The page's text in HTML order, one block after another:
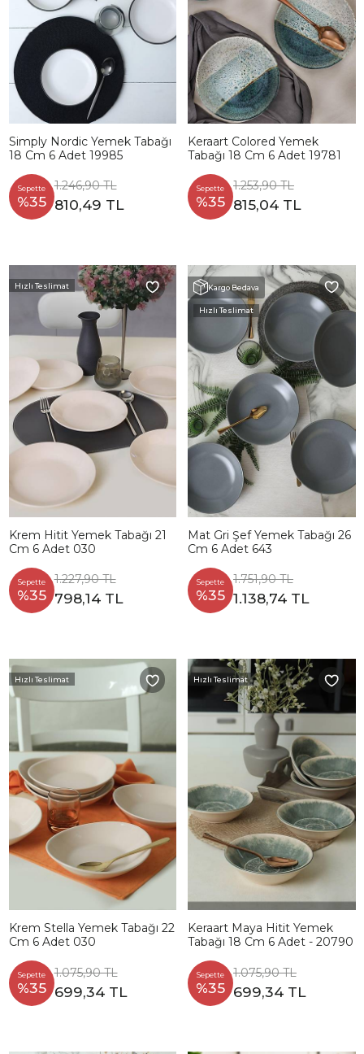
Simply Nordic Yemek Tabağı
18 Cm 6 Adet 19985
Sepette
%35
1.246,90 TL
810,49 TL
Keraart Colored Yemek
Tabağı 18 Cm 6 Adet 19781
Sepette
%35
1.253,90 TL
815,04 TL
Hızlı Teslimat
Krem Hitit Yemek Tabağı 21
Cm 6 Adet 030
Sepette
%35
1.227,90 TL
798,14 TL
Kargo Bedava
Hızlı Teslimat
Mat Gri Şef Yemek Tabağı 26
Cm 6 Adet 643
Sepette
%35
1.751,90 TL
1.138,74 TL
Hızlı Teslimat
Krem Stella Yemek Tabağı 22
Cm 6 Adet 030
Sepette
%35
1.075,90 TL
699,34 TL
Hızlı Teslimat
Keraart Maya Hitit Yemek
Tabağı 18 Cm 6 Adet - 20790
Sepette
%35
1.075,90 TL
699,34 TL